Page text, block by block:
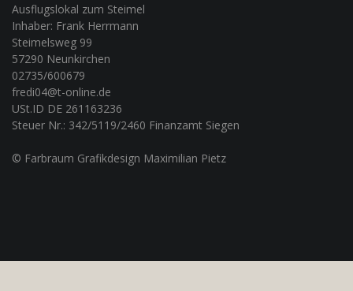
Ausflugslokal zum Steimel
Inhaber: Frank Herrmann
Steimelsweg 99
57290 Neunkirchen
02735/600679
fredi04@t-online.de
USt.ID DE 261163236
Steuer Nr.: 342/5119/2460 Finanzamt Siegen
© Farbraum Grafikdesign Maximilian Pietz